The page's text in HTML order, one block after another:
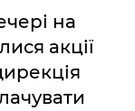
на
акції